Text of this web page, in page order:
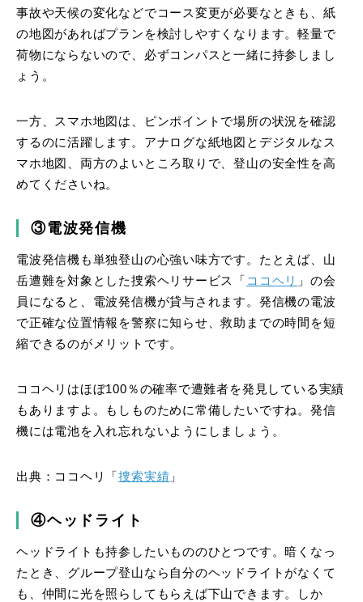
事故や天候の変化などでコース変更が必要なときも、紙
の地図があればプランを検討しやすくなります。軽量で
荷物にならないので、必ずコンパスと一緒に持参しまし
ょう。
一方、スマホ地図は、ピンポイントで場所の状況を確認
するのに活躍します。アナログな紙地図とデジタルなス
マホ地図、両方のよいところ取りで、登山の安全性を高
めてくださいね。
③電波発信機
電波発信機も単独登山の心強い味方です。たとえば、山
岳遭難を対象とした捜索ヘリサービス「 ココヘリ
」の会
員になると、電波発信機が貸与されます。発信機の電波
で正確な位置情報を警察に知らせ、救助までの時間を短
縮できるのがメリットです。
ココヘリはほぼ100％の確率で遭難者を発見している実績
もありますよ。もしものために常備したいですね。発信
機には電池を入れ忘れないようにしましょう。
出典：ココヘリ「捜索実績 」
④ヘッドライト
ヘッドライトも持参したいもののひとつです。暗くなっ
たとき、グループ登山なら自分のヘッドライトがなくて
も、仲間に光を照らしてもらえば下山できます。しか